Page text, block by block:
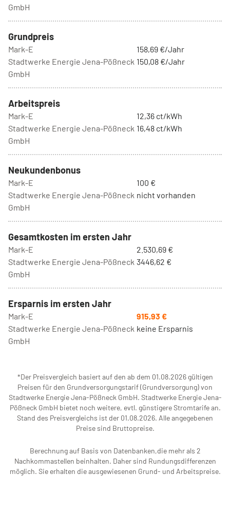
GmbH
Grundpreis
Mark-E
158,69 €/Jahr
Stadtwerke Energie Jena-Pößneck
GmbH
150,08 €/Jahr
Arbeitspreis
Mark-E
12,36 ct/kWh
Stadtwerke Energie Jena-Pößneck
GmbH
16,48 ct/kWh
Neukundenbonus
Mark-E
100 €
Stadtwerke Energie Jena-Pößneck
GmbH
nicht vorhanden
Gesamtkosten im ersten Jahr
Mark-E
2.530,69 €
Stadtwerke Energie Jena-Pößneck
GmbH
3446,62 €
Ersparnis im ersten Jahr
Mark-E
915,93 €
Stadtwerke Energie Jena-Pößneck
GmbH
keine Ersparnis
*Der Preisvergleich basiert auf den ab dem 01.08.2026 gültigen
Preisen für den Grundversorgungstarif (Grundversorgung) von
Stadtwerke Energie Jena-Pößneck GmbH. Stadtwerke Energie Jena-
Pößneck GmbH bietet noch weitere, evtl. günstigere Stromtarife an.
Stand des Preisvergleichs ist der 01.08.2026. Alle angegebenen
Preise sind Bruttopreise.
Berechnung auf Basis von Datenbanken,die mehr als 2
Nachkommastellen beinhalten. Daher sind Rundungsdifferenzen
möglich. Sie erhalten die ausgewiesenen Grund- und Arbeitspreise.